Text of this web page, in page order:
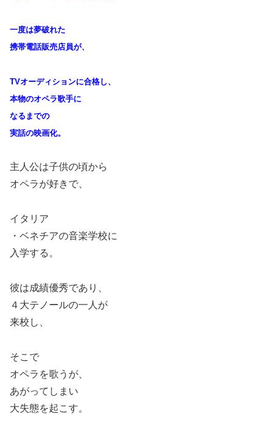
一度は夢破れた
携帯電話販売店員が、
TVオーディションに合格し、
本物のオペラ歌手に
なるまでの
実話の映画化。
主人公は子供の頃から
オペラが好きで、
イタリア
・ベネチアの音楽学校に
入学する。
彼は成績優秀であり、
４大テノールの一人が
来校し、
そこで
オペラを歌うが、
あがってしまい
大失態を起こす。